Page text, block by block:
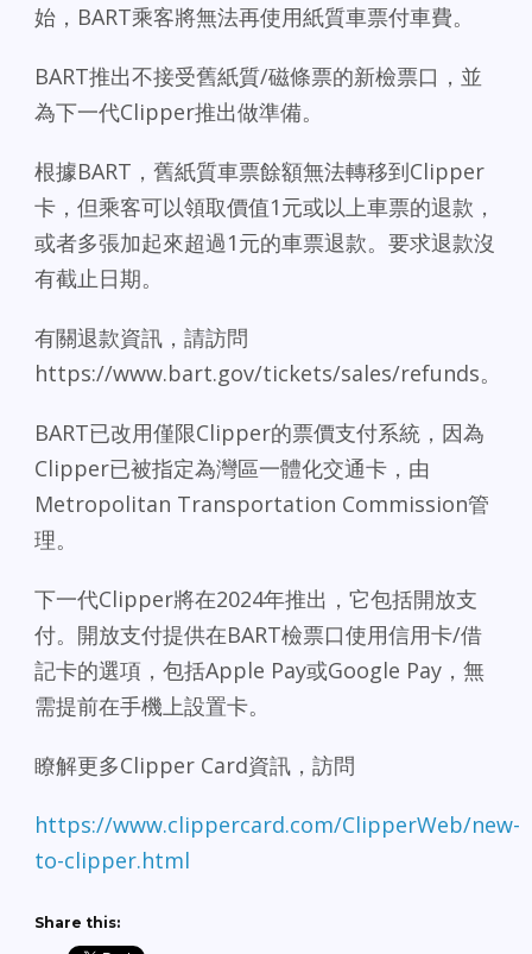
始，BART乘客將無法再使用紙質車票付車費。
BART推出不接受舊紙質/磁條票的新檢票口，並
為下一代Clipper推出做準備。
根據BART，舊紙質車票餘額無法轉移到Clipper
卡，但乘客可以領取價值1元或以上車票的退款，
或者多張加起來超過1元的車票退款。要求退款沒
有截止日期。
有關退款資訊，請訪問
https://www.bart.gov/tickets/sales/refunds。
BART已改用僅限Clipper的票價支付系統，因為
Clipper已被指定為灣區一體化交通卡，由
Metropolitan Transportation Commission管
理。
下一代Clipper將在2024年推出，它包括開放支
付。開放支付提供在BART檢票口使用信用卡/借
記卡的選項，包括Apple Pay或Google Pay，無
需提前在手機上設置卡。
瞭解更多Clipper Card資訊，訪問
https://www.clippercard.com/ClipperWeb/new-
to-clipper.html
Share this: